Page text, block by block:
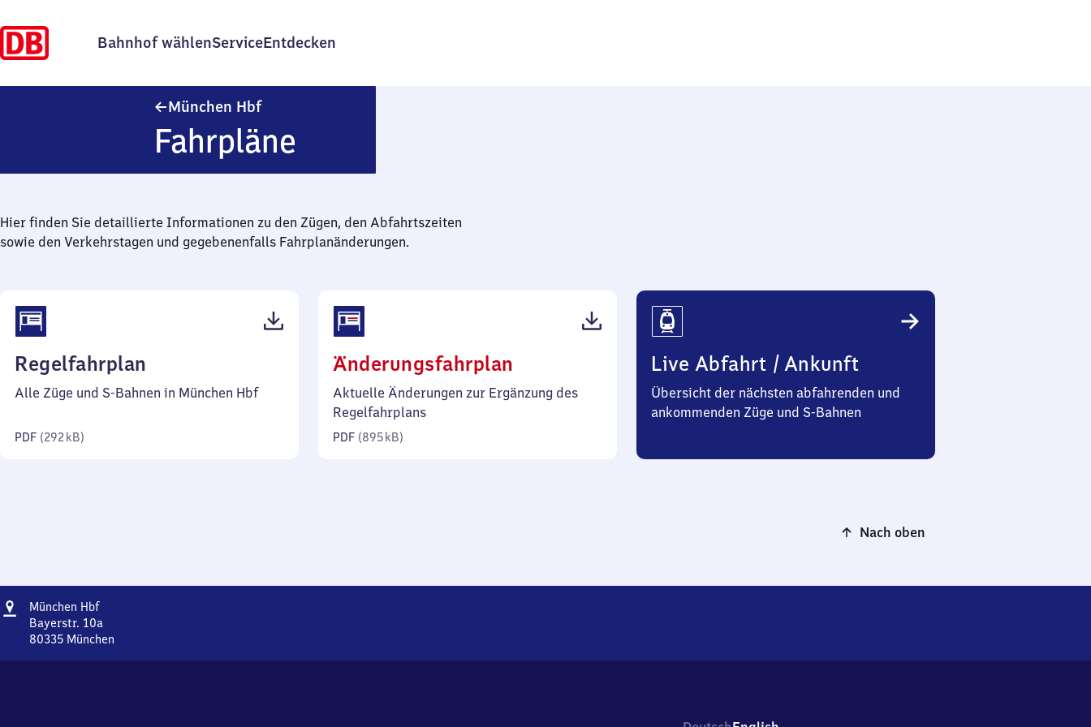
Bahnhof wählenServiceEntdecken
München HbfMünchen Hauptbahnhof
Fahrpläne
Hier finden Sie detaillierte Informationen zu den Zügen, den Abfahrtszeiten
sowie den Verkehrstagen und gegebenenfalls Fahrplanänderungen.
Regelfahrplan
292
Alle Züge und S-Bahnen in München Hbf
PDF (292 kB)
Änderungsfahrplan
895
Aktuelle Änderungen zur Ergänzung des
Regelfahrplans
PDF (895 kB)
Live Abfahrt / Ankunft
Übersicht der nächsten abfahrenden und
ankommenden Züge und S-Bahnen
Nach oben
Adresse
München HbfMünchen
Hauptbahnhof
Bayerstr. 10a
80335 München